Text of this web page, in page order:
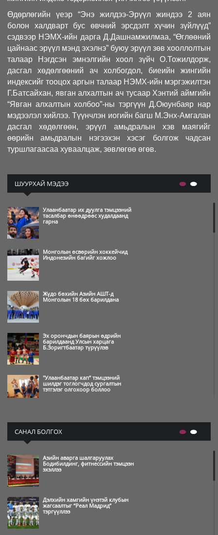
Өдөрлөгийн үеэр “Энэ жилдээ-Эрүүл жиндээ 2 аян
болон халдварт бус өвчний эрсдэлт хүчин зүйлүүд”
сэдвээр НЭМХ-ийн дарга Д.Дашнамжилмаа, “Өглөөний
цайнаас эрүүл мэнд эхэлнэ” буюу эрүүл зөв хооллолтын
талаар Нэгдсэн эмнэлгийн хоол зүйч О.Тожилдорж,
дасгал хөдөлгөөний ач холбогдол, биеийн жингийн
индексийг тооцох аргын талаар НЭМХ-ийн мэргэжилтэн
Г.Батсайхан, явган алхалтын ач тусаар Хэнтий аймгийн
“Явган алхалтын холбоо”-ны тэргүүн Д.Оюунбаяр нар
мэдээлэл хийлээ. Түүнчлэн иогийн багш М.Энх-Амгалан
дасгал хөдөлгөөн, эрүүл амьдралын хэв маягийг
өөрийн амьдралын нэгээхэн хэсэг болгож чадсан
туршлагаасаа хуваалцаж, зөвлөгөө өгөв.
ШУУРХАЙ МЭДЭЭ
Улаанбаатар их дуулга тэмцээний
тасалбар өнөөдрөөс худалдаанд
гарна
Монголын өсвөрийн хоккейчид
Индонезийн багийг хожлоо
Жүдо бөхийн Азийн АШТ-д
Монголын 18 бөх барилдана
Эх орончдын баярын өдрийн
барилдаанд Улсын харцага
Б.Зоригтбаатар түрүүлэв
"Улаанбаатар кап” тэмцээний
шилдэг тоглогчдод сургалтын
тэтгэлэг олгохоор боллоо
өндөрлөлөө
Өвлийн олимпын нээлт бямба
гарагийн шөнө болно
Монгол Улсын баг Heyball-ын
багийн дэлхийн цомд түрүүлжээ
САНАЛ БОЛГОХ
Азийн аварга шалгаруулах
Бодибилдинг, фитнессийн тэмцээн
эхэллээ
Дэлхийн хамгийн үнэтэй клубын
жагсаалтыг “Реал Мадрид”
тэргүүллээ